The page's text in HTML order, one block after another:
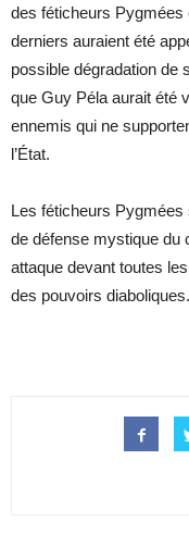
des féticheurs Pygmées
derniers auraient été
possible dégradation de
que Guy Péla aurait été
ennemis qui ne
l’État.
Les féticheurs Pygmées
de défense mystique du
attaque devant toutes
des pouvoirs diaboliques.